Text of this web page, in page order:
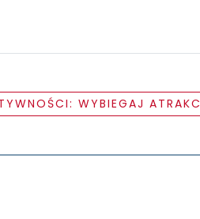
WYBIEGAJ